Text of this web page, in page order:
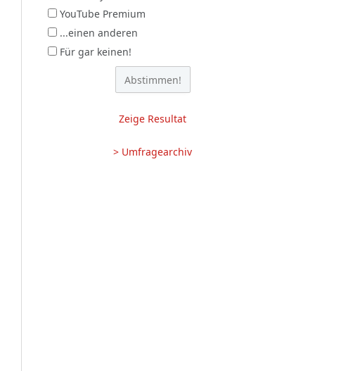
YouTube Premium
...einen anderen
Für gar keinen!
Zeige Resultat
> Umfragearchiv